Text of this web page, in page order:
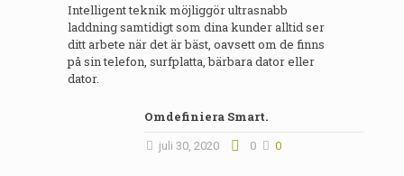
Intelligent teknik möjliggör ultrasnabb
laddning samtidigt som dina kunder alltid ser
ditt arbete när det är bäst, oavsett om de finns
på sin telefon, surfplatta, bärbara dator eller
dator.
Omdefiniera Smart.
juli 30, 2020 0
0